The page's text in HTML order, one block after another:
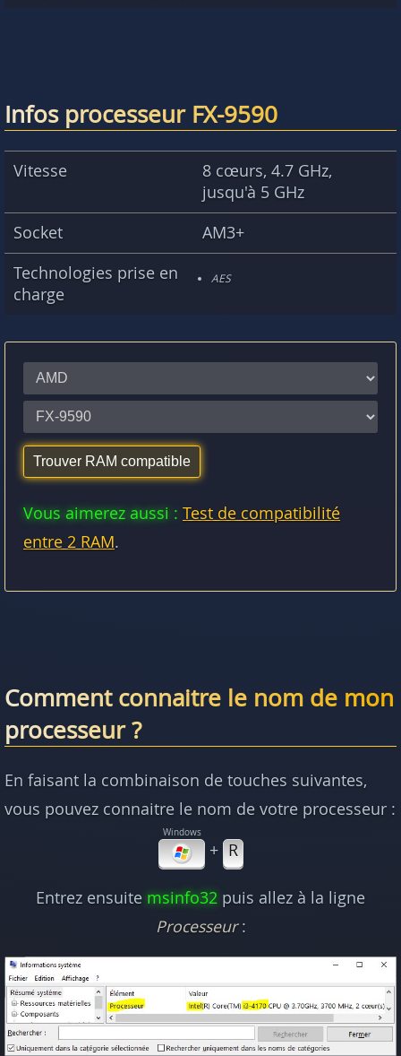
Infos processeur FX-9590
Vitesse
8 cœurs, 4.7 GHz,
jusqu'à 5 GHz
Socket
AM3+
Technologies prise en
charge
AES
Vous aimerez aussi : Test de compatibilité
entre 2 RAM.
Comment connaitre le nom de mon
processeur ?
En faisant la combinaison de touches suivantes,
vous pouvez connaitre le nom de votre processeur :
+ R
Entrez ensuite msinfo32 puis allez à la ligne
Processeur: